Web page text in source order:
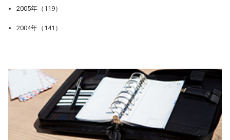
2005年（119）
2004年（141）